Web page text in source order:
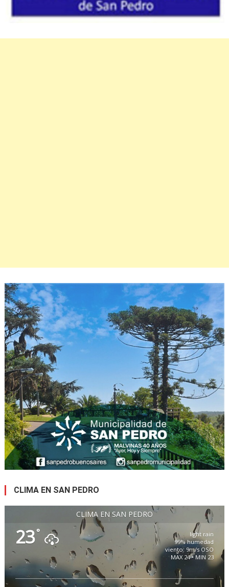
CLIMA EN SAN PEDRO
CLIMA EN SAN PEDRO
23°
light rain
99% humedad
viento: 9m/s OSO
MAX 24 • MIN 23